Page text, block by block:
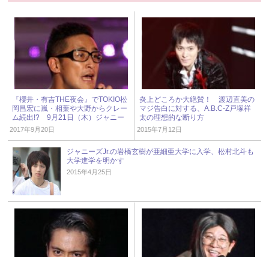
『櫻井・有吉THE夜会』でTOKIO松
岡昌宏に嵐・相葉や大野からクレー
ム続出!? 9月21日（木）ジャニー
ズアイドル出演情報
2017年9月20日
炎上どころか大絶賛！ 渡辺直美の
マジ告白に対する、A.B.C-Z戸塚祥
太の理想的な断り方
2015年7月12日
ジャニーズJr.の岩橋玄樹が亜細亜大学に入学、松村北斗も
大学進学を明かす
2015年4月25日